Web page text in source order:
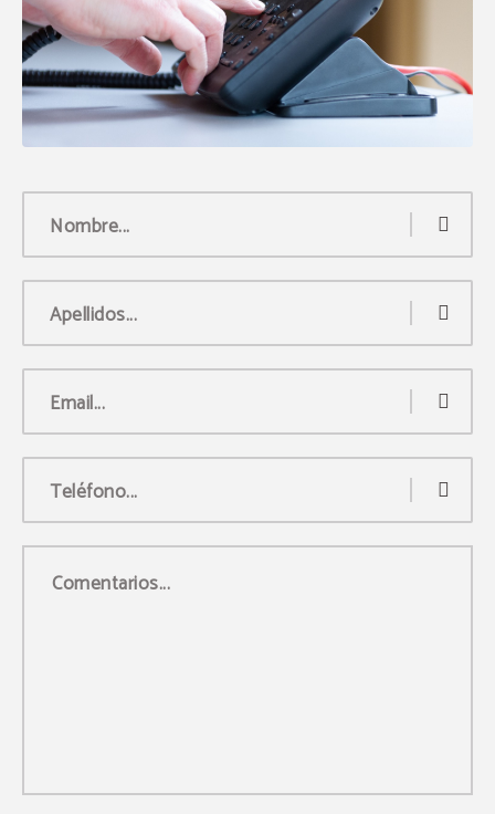
Nombre...
Apellidos...
Email...
Teléfono...
Comentarios...